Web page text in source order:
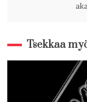
Tsekkaa